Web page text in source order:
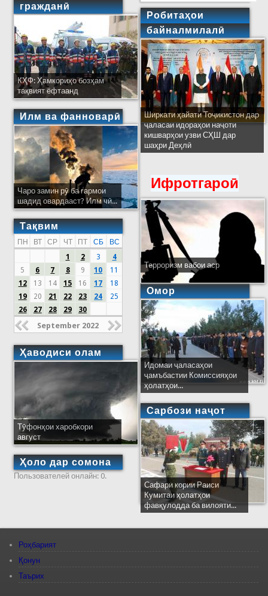
гражданӣ
КҲФ: Ҳамкориҳо бозҳам
тақвият ёфтаанд
Илм ва фанноварӣ
Чаро замин рӯ ба гармои
шадид овардааст? Илм чӣ...
Тақвим
ПН ВТ СР ЧТ ПТ СБ
ВС
1
2 3
4
5
6 7 8 9 10
11
12
13 14 15 16 17
18
19
20 21 22 23 24
25
26
27 28 29 30
September 2022
Ҳаводиси олам
Тӯфонҳои харобкори
август
Ҳоло дар сомона
Пользователей онлайн: 0.
Робитаҳои
байналмилалӣ
Ширкати ҳайати Тоҷикистон дар
ҷаласаи идораҳои наҷоти
кишварҳои узви СҲШ дар
шаҳри Деҳлӣ
Ифротгароӣ
Терроризм вабои аср
Омор
Идомаи ҷаласаҳои
ҷамъбастии Комиссияҳои
ҳолатҳои...
Сарбози наҷот
Сафари кории Раиси
Кумитаи ҳолатҳои
фавқулодда ба вилояти...
Роҳбарият
Қонун
Таърих